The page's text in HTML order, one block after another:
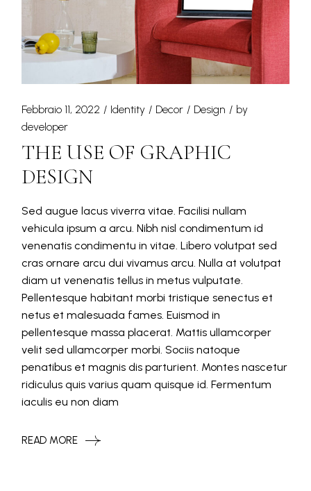
Febbraio 11, 2022 Identity Decor Design
by
developer
THE USE OF GRAPHIC
DESIGN
Sed augue lacus viverra vitae. Facilisi nullam
vehicula ipsum a arcu. Nibh nisl condimentum id
venenatis condimentu in vitae. Libero volutpat sed
cras ornare arcu dui vivamus arcu. Nulla at volutpat
diam ut venenatis tellus in metus vulputate.
Pellentesque habitant morbi tristique senectus et
netus et malesuada fames. Euismod in
pellentesque massa placerat. Mattis ullamcorper
velit sed ullamcorper morbi. Sociis natoque
penatibus et magnis dis parturient. Montes nascetur
ridiculus quis varius quam quisque id. Fermentum
iaculis eu non diam
READ MORE